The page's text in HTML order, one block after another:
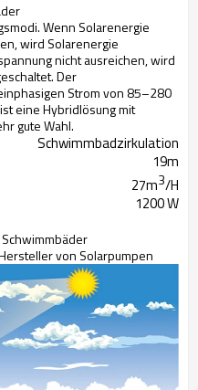
Wenn Solarenergie
wird Solarenergie
nicht ausreichen, wird
Der
Strom von 85–280
eine Hybridlösung mit
gute Wahl.
Schwimmbadzirkulation
19m
27m3/H
1200 W
von Solarpumpen